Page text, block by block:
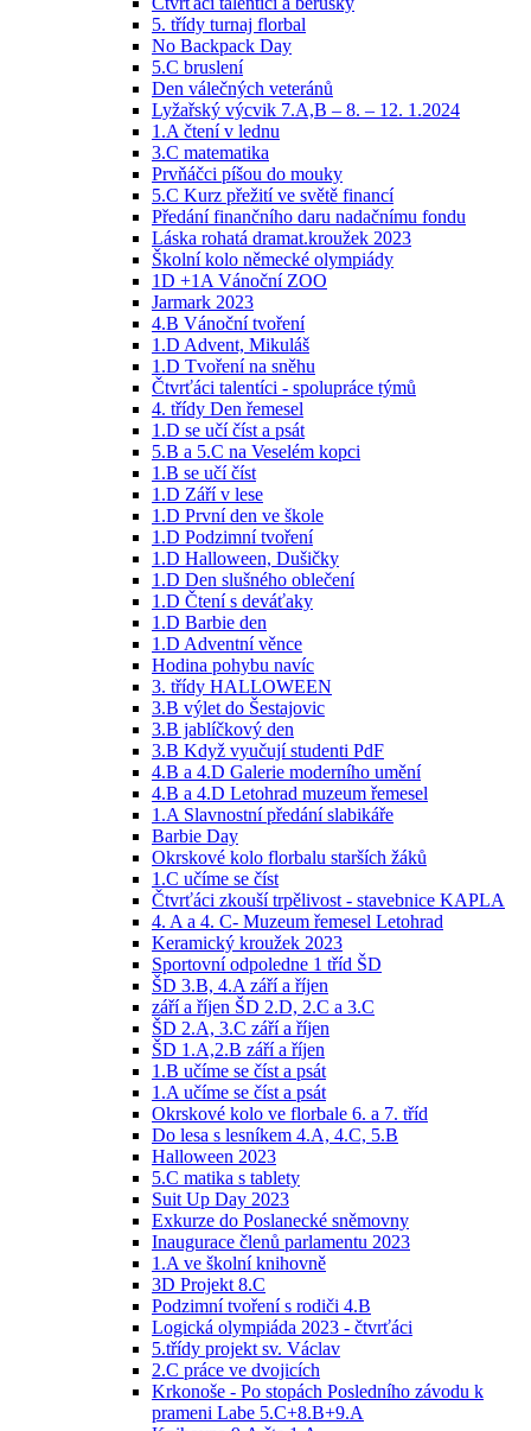
5. třídy turnaj florbal
No Backpack Day
5.C bruslení
Den válečných veteránů
Lyžařský výcvik 7.A,B – 8. – 12. 1.2024
1.A čtení v lednu
3.C matematika
Prvňáčci píšou do mouky
5.C Kurz přežití ve světě financí
Předání finančního daru nadačnímu fondu
Láska rohatá dramat.kroužek 2023
Školní kolo německé olympiády
1D +1A Vánoční ZOO
Jarmark 2023
4.B Vánoční tvoření
1.D Advent, Mikuláš
1.D Tvoření na sněhu
Čtvrťáci talentíci - spolupráce týmů
4. třídy Den řemesel
1.D se učí číst a psát
5.B a 5.C na Veselém kopci
1.B se učí číst
1.D Září v lese
1.D První den ve škole
1.D Podzimní tvoření
1.D Halloween, Dušičky
1.D Den slušného oblečení
1.D Čtení s deváťaky
1.D Barbie den
1.D Adventní věnce
Hodina pohybu navíc
3. třídy HALLOWEEN
3.B výlet do Šestajovic
3.B jablíčkový den
3.B Když vyučují studenti PdF
4.B a 4.D Galerie moderního umění
4.B a 4.D Letohrad muzeum řemesel
1.A Slavnostní předání slabikáře
Barbie Day
Okrskové kolo florbalu starších žáků
1.C učíme se číst
Čtvrťáci zkouší trpělivost - stavebnice KAPLA
4. A a 4. C- Muzeum řemesel Letohrad
Keramický kroužek 2023
Sportovní odpoledne 1 tříd ŠD
ŠD 3.B, 4.A září a říjen
září a říjen ŠD 2.D, 2.C a 3.C
ŠD 2.A, 3.C září a říjen
ŠD 1.A,2.B září a říjen
1.B učíme se číst a psát
1.A učíme se číst a psát
Okrskové kolo ve florbale 6. a 7. tříd
Do lesa s lesníkem 4.A, 4.C, 5.B
Halloween 2023
5.C matika s tablety
Suit Up Day 2023
Exkurze do Poslanecké sněmovny
Inaugurace členů parlamentu 2023
1.A ve školní knihovně
3D Projekt 8.C
Podzimní tvoření s rodiči 4.B
Logická olympiáda 2023 - čtvrťáci
5.třídy projekt sv. Václav
2.C práce ve dvojicích
Krkonoše - Po stopách Posledního závodu k
prameni Labe 5.C+8.B+9.A